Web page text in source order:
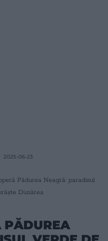
2025-06-23
Pădurea Neagră: paradisul
Dunărea
PĂDUREA